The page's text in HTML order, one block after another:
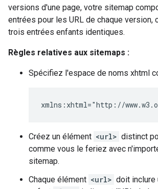
versions d'une page, votre sitemap
entrées pour les URL de chaque version,
trois entrées enfants identiques.
Règles relatives aux sitemaps :
Spécifiez l'espace de noms xhtml
xmlns:xhtml="http://
Créez un élément <url> distinct
comme vous le feriez avec
sitemap.
Chaque élément <url> doit inclure